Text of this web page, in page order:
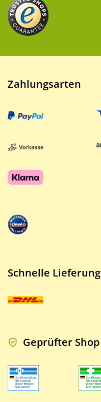
Zahlungsarten
Schnelle Lieferung
Geprüfter Shop